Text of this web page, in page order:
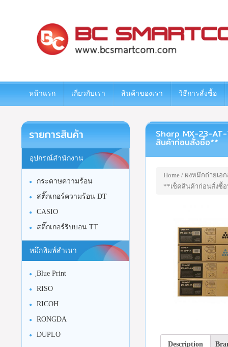
หน้าแรก เกี่ยวกับเรา สินค้าของเรา วิธีการสั่งซื้อ
Sharp MX-23-AT-
สินค้าก่อนสั่งซื้อ**
Home/ ผงหมึกถ่ายเอก
**เช็คสินค้าก่อนสั่งซื้
Description
รายการสินค้า
อุปกรณ์สำนักงาน
กระดาษความร้อน
สติ๊กเกอร์ความร้อน DT
CASIO
สติ๊กเกอร์ริบบอน TT
หมึกพิมพ์สำเนา
ฺBlue Print
RISO
RICOH
RONGDA
DUPLO